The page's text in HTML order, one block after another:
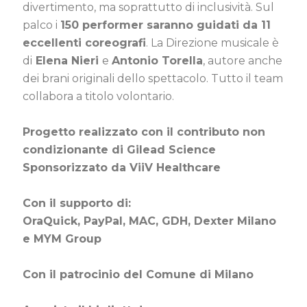
divertimento, ma soprattutto di inclusività. Sul
palco i 150 performer saranno guidati da 11
eccellenti coreografi. La Direzione musicale è
di Elena Nieri e Antonio Torella, autore anche
dei brani originali dello spettacolo. Tutto il team
collabora a titolo volontario.
Progetto realizzato con il contributo non
condizionante di Gilead Science
Sponsorizzato da ViiV Healthcare
Con il supporto di:
OraQuick, PayPal, MAC, GDH, Dexter Milano
e MYM Group
Con il patrocinio del Comune di Milano